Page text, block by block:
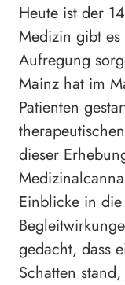
Heute ist der
Medizin gibt
Aufregung
Mainz hat im
Patienten
dieser
Einblicke in
gedacht, dass
Schatten